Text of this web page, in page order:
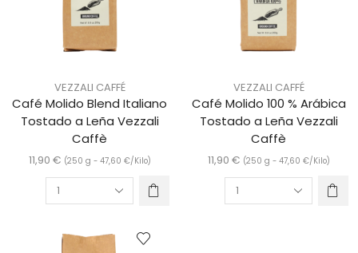
VEZZALI CAFFÉ
Café Molido Blend Italiano
Tostado a Leña Vezzali
Caffè
11,90 € (250 g - 47,60 €/Kilo)
VEZZALI CAFFÉ
Café Molido 100 % Arábica
Tostado a Leña Vezzali
Caffè
11,90 € (250 g - 47,60 €/Kilo)